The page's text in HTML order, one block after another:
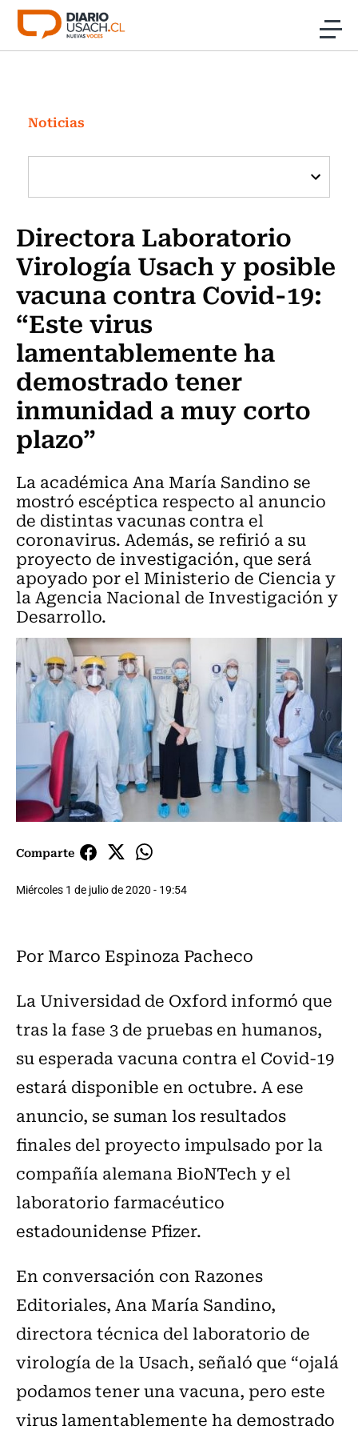
Click acá para ir directamente al contenido
Investigación
Cultura
Programas Radio y TV Usach
Noticias
Directora Laboratorio
Virología Usach y posible
vacuna contra Covid-19:
“Este virus
lamentablemente ha
demostrado tener
inmunidad a muy corto
plazo”
La académica Ana María Sandino se
mostró escéptica respecto al anuncio
de distintas vacunas contra el
coronavirus. Además, se refirió a su
proyecto de investigación, que será
apoyado por el Ministerio de Ciencia y
la Agencia Nacional de Investigación y
Desarrollo.
Comparte
Miércoles 1 de julio de 2020 - 19:54
Por Marco Espinoza Pacheco
La Universidad de Oxford informó que
tras la fase 3 de pruebas en humanos,
su esperada vacuna contra el Covid-19
estará disponible en octubre. A ese
anuncio, se suman los resultados
finales del proyecto impulsado por la
compañía alemana BioNTech y el
laboratorio farmacéutico
estadounidense Pfizer.
En conversación con Razones
Editoriales, Ana María Sandino,
directora técnica del laboratorio de
virología de la Usach, señaló que “ojalá
podamos tener una vacuna, pero este
virus lamentablemente ha demostrado